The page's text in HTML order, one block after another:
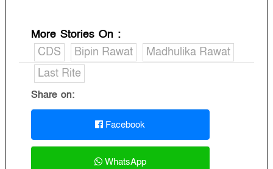
More Stories On :
CDS
Bipin Rawat
Madhulika Rawat
Last Rite
Share on:
Facebook
WhatsApp